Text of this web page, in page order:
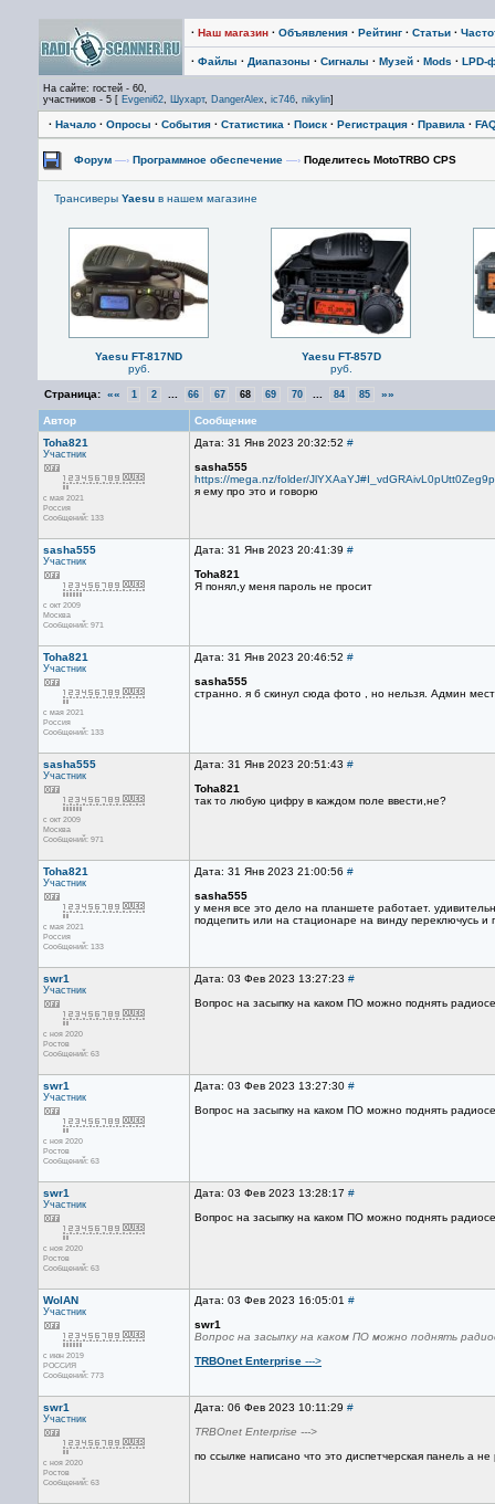
· Наш магазин · Объявления · Рейтинг · Статьи ·
· Файлы · Диапазоны · Сигналы · Музей · Mods · LPD-
На сайте: гостей - 60,
участников - 5 [ Evgeni62, Шухарт, DangerAlex, ic746, nikylin]
· Начало · Опросы · События · Статистика · Поиск · Регистрация · Правила ·
Форум —› Программное обеспечение —› Поделитесь MotoTRBO CPS
Трансиверы Yaesu в нашем магазине
Yaesu FT-817ND
руб.
Yaesu FT-857D
руб.
Страница: «« 1 2 66 67 68 69 70 84 85 »»
Автор
Сообщение
Toha821
Участник
с мая 2021
Россия
Сообщений: 133
Дата: 31 Янв 2023 20:32:52 #
sasha555
https://mega.nz/folder/
я ему про это и говорю
sasha555
Участник
с окт 2009
Москва
Сообщений: 971
Дата: 31 Янв 2023 20:41:39 #
Toha821
Я понял,у меня пароль не просит
Toha821
Участник
с мая 2021
Россия
Сообщений: 133
Дата: 31 Янв 2023 20:46:52 #
sasha555
странно. я б скинул сюда фото , но нельзя. Админ
sasha555
Участник
с окт 2009
Москва
Сообщений: 971
Дата: 31 Янв 2023 20:51:43 #
Toha821
так то любую цифру в каждом поле ввести,не?
Toha821
Участник
с мая 2021
Россия
Сообщений: 133
Дата: 31 Янв 2023 21:00:56 #
sasha555
у меня все это дело на планшете работает.
подцепить или на стационаре на винду переключусь и
swr1
Участник
с ноя 2020
Ростов
Сообщений: 63
Дата: 03 Фев 2023 13:27:23 #
Вопрос на засыпку на каком ПО можно поднять
swr1
Участник
с ноя 2020
Ростов
Сообщений: 63
Дата: 03 Фев 2023 13:27:30 #
Вопрос на засыпку на каком ПО можно поднять
swr1
Участник
с ноя 2020
Ростов
Сообщений: 63
Дата: 03 Фев 2023 13:28:17 #
Вопрос на засыпку на каком ПО можно поднять
WolAN
Участник
с июн 2019
РОССИЯ
Сообщений: 773
Дата: 03 Фев 2023 16:05:01 #
swr1
Вопрос на засыпку на каком ПО можно поднять
TRBOnet Enterprise --->
swr1
Участник
с ноя 2020
Ростов
Сообщений: 63
Дата: 06 Фев 2023 10:11:29 #
TRBOnet Enterprise --->
по ссылке написано что это диспетчерская панель а